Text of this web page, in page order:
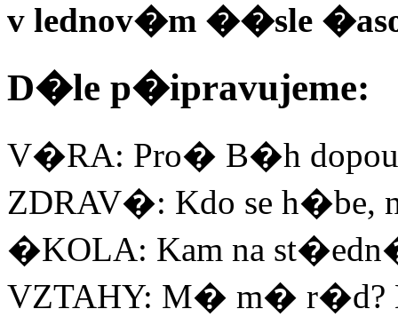
v lednov�m ��sle
D�le p�ipravujeme:
V�RA: Pro� B�h
ZDRAV�: Kdo se h�be,
�KOLA: Kam na
VZTAHY: M� m� r�d?